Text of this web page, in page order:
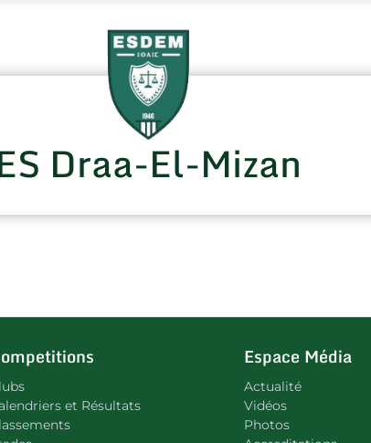
Draa-El-Mizan
et Résultats
Espace Média
Actualité
Vidéos
Photos